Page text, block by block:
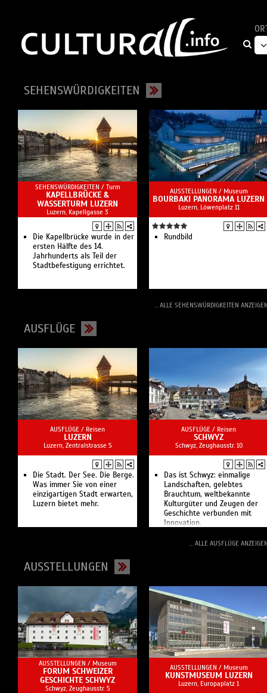
SEHENSWÜRDIGKEITEN
SEHENSWÜRDIGKEITEN / Turm
KAPELLBRÜCKE &
WASSERTURM LUZERN
Luzern, Kapellgasse 3
Die Kapellbrücke wurde in der
ersten Hälfte des 14.
Jahrhunderts als Teil der
Stadtbefestigung errichtet.
AUSSTELLUNGEN / Museum
BOURBAKI PANORAMA LUZERN
Luzern, Löwenplatz 11
Rundbild
... ALLE SEHENSWÜRDIGKEITEN
AUSFLÜGE
AUSFLÜGE / Reisen
LUZERN
Luzern, Zentralstrasse 5
Die Stadt. Der See. Die Berge.
Was immer Sie von einer
einzigartigen Stadt erwarten,
Luzern bietet mehr.
AUSFLÜGE / Reisen
SCHWYZ
Schwyz, Zeughausstr. 10
Das ist Schwyz: einmalige
Landschaften, gelebtes
Brauchtum, weltbekannte
Kulturgüter und Zeugen der
Geschichte verbunden mit
Innovation.
... ALLE AUSFLÜGE
AUSSTELLUNGEN
AUSSTELLUNGEN / Museum
FORUM SCHWEIZER
GESCHICHTE SCHWYZ
Schwyz, Zeughausstr. 5
AUSSTELLUNGEN / Museum
KUNSTMUSEUM LUZERN
Luzern, Europaplatz 1